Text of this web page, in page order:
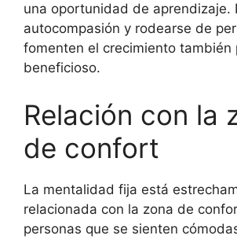
una oportunidad de aprendizaje.
autocompasión y rodearse de
fomenten el crecimiento también
beneficioso.
Relación con la
de confort
La mentalidad fija está
relacionada con la zona de
personas que se sienten